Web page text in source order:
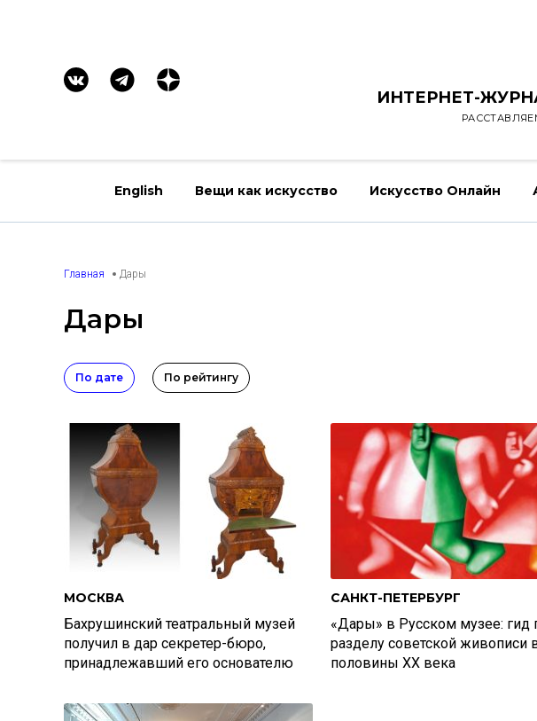
ИНТЕРНЕТ-
English Вещи как искусство Искусство Онлайн
Главная Дары
Дары
По дате По рейтингу
МОСКВА
Бахрушинский театральный музей
получил в дар секретер-бюро,
принадлежавший его основателю
САНКТ-ПЕТЕРБУРГ
«Дары» в Русском музее: гид
разделу советской живописи
половины XX века